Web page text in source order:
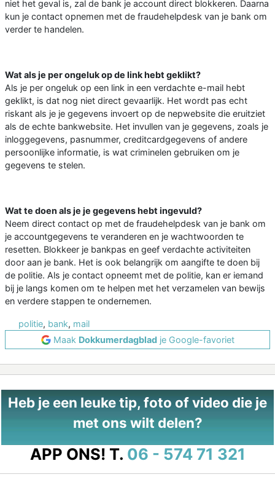
niet het geval is, zal de bank je account direct blokkeren. Daarna
kun je contact opnemen met de fraudehelpdesk van je bank om
verder te handelen.
Wat als je per ongeluk op de link hebt geklikt?
Als je per ongeluk op een link in een verdachte e-mail hebt
geklikt, is dat nog niet direct gevaarlijk. Het wordt pas echt
riskant als je je gegevens invoert op de nepwebsite die eruitziet
als de echte bankwebsite. Het invullen van je gegevens, zoals je
inloggegevens, pasnummer, creditcardgegevens of andere
persoonlijke informatie, is wat criminelen gebruiken om je
gegevens te stelen.
Wat te doen als je je gegevens hebt ingevuld?
Neem direct contact op met de fraudehelpdesk van je bank om
je accountgegevens te veranderen en je wachtwoorden te
resetten. Blokkeer je bankpas en geef verdachte activiteiten
door aan je bank. Het is ook belangrijk om aangifte te doen bij
de politie. Als je contact opneemt met de politie, kan er iemand
bij je langs komen om te helpen met het verzamelen van bewijs
en verdere stappen te ondernemen.
politie, bank, mail
Maak Dokkumerdagbladje Google-favoriet
Heb je een leuke tip, foto of video die je
met ons wilt delen?
APP ONS! T. 06 - 574 71 321